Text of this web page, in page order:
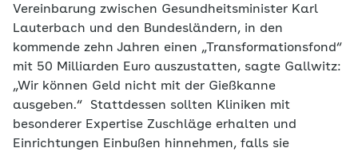
Vereinbarung zwischen Gesundheitsminister Karl
Lauterbach und den Bundesländern, in den
kommende zehn Jahren einen „Transformationsfond“
mit 50 Milliarden Euro auszustatten, sagte Gallwitz:
„Wir können Geld nicht mit der Gießkanne
ausgeben.“ Stattdessen sollten Kliniken mit
besonderer Expertise Zuschläge erhalten und
Einrichtungen Einbußen hinnehmen, falls sie